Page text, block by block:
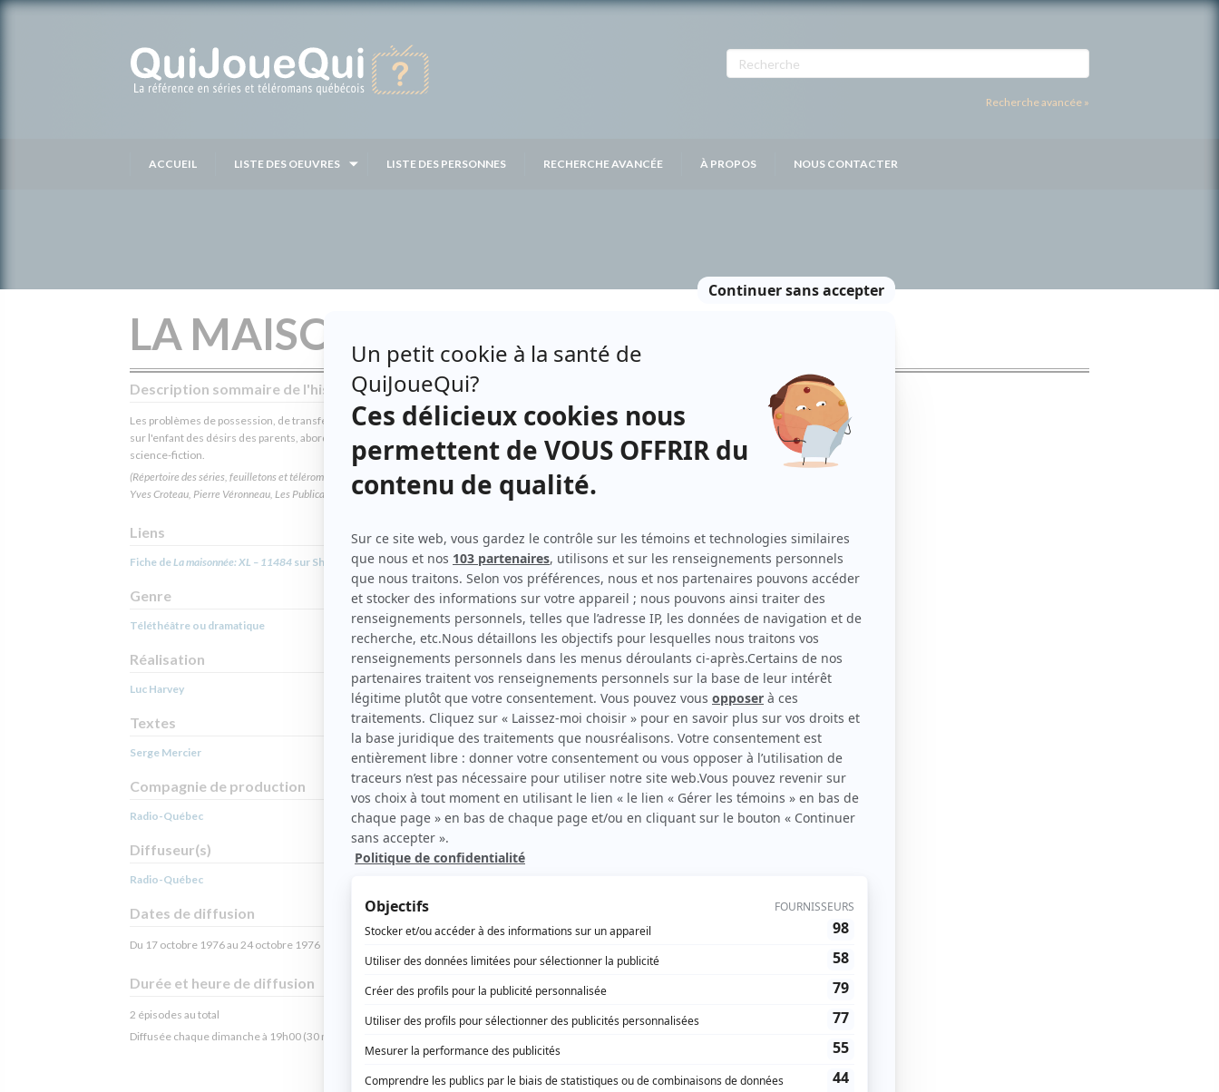
Recherche avancée »
ACCUEIL LISTE DES OEUVRES LISTE DES PERSONNES RECHERCHE AVANCÉE À PROPOS NOUS CONTACTER
LA MAISONNÉE: XL – 11484
Description sommaire de l'histoire
Les problèmes de possession, de transfert et de projection
sur l'enfant des désirs des parents, abordés sur le mode de la
science-fiction.
(Répertoire des séries, feuilletons et téléromans québécois, Jean-
Yves Croteau, Pierre Véronneau, Les Publications du Québec)
Liens
Fiche deLa maisonnée: XL – 11484 sur Showbizz.net
Genre
Téléthéâtre ou dramatique
Réalisation
Luc Harvey
Textes
Serge Mercier
Compagnie de production
Radio-Québec
Diffuseur(s)
Radio-Québec
Dates de diffusion
Du 17 octobre 1976 au 24 octobre 1976
Durée et heure de diffusion
2 épisodes au total
Diffusée chaque dimanche à 19h00 (30 minutes)
Distribution
Frédérique Collin( Rôle inconnu)
Denis Larue( Rôle inconnu)
Anne Pauzé(Rôle inconnu
Guy Thauvette(Rôle inconnu )